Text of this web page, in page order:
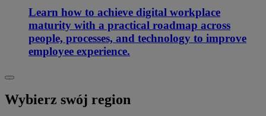
Learn how to achieve digital workplace
maturity with a practical roadmap across
people, processes, and technology to improve
employee experience.
Wybierz swój region